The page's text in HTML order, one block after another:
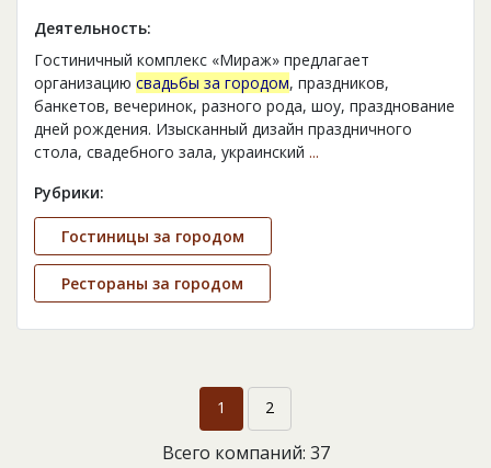
Деятельность:
Гостиничный комплекс «Мираж» предлагает
организацию свадьбы за городом, праздников,
банкетов, вечеринок, разного рода, шоу, празднование
дней рождения. Изысканный дизайн праздничного
стола, свадебного зала, украинский ...
Рубрики:
Гостиницы за городом
Рестораны за городом
1 2
Всего компаний: 37